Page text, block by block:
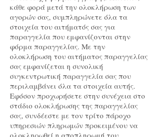
κάθε φορά μετά την ολοκλήρωση των
αγορών σας, συμπληρώνετε όλα τα
στοιχεία του αιτήματός σας για
παραγγελία που εμφανίζονται στην
φόρμα παραγγελίας. Με την
ολοκλήρωση του αιτήματος παραγγελίας
σας εμφανίζεται η συνολική
συγκεντρωτική παραγγελία σας που
περιλαμβάνει όλα τα στοιχεία αυτής.
Εφόσον προχωρήσετε στην συνέχεια στο
στάδιο ολοκλήρωσης της παραγγελίας
σας, συνδέεστε με τον τρίτο πάροχο
υπηρεσιών πληρωμών προκειμένου να